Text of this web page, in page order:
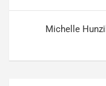
Michelle